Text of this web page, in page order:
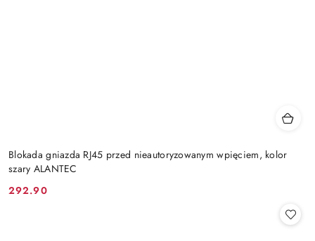
Blokada gniazda RJ45 przed nieautoryzowanym wpięciem, kolor
szary ALANTEC
Cena:
292.90